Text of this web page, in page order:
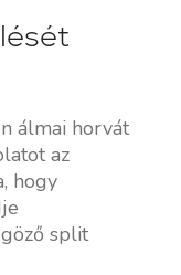
álmai horvát
az
hogy
split